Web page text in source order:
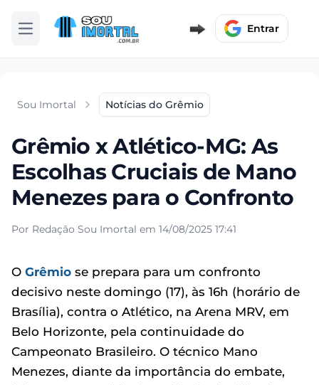
Abrir menu Entrar
Sou Imortal Notícias do Grêmio
Grêmio x Atlético-MG: As
Escolhas Cruciais de Mano
Menezes para o Confronto
Por Redação Sou Imortal em 14/08/2025 17:41
O Grêmio se prepara para um confronto
decisivo neste domingo (17), às 16h (horário de
Brasília), contra o Atlético, na Arena MRV, em
Belo Horizonte, pela continuidade do
Campeonato Brasileiro. O técnico Mano
Menezes, diante da importância do embate,